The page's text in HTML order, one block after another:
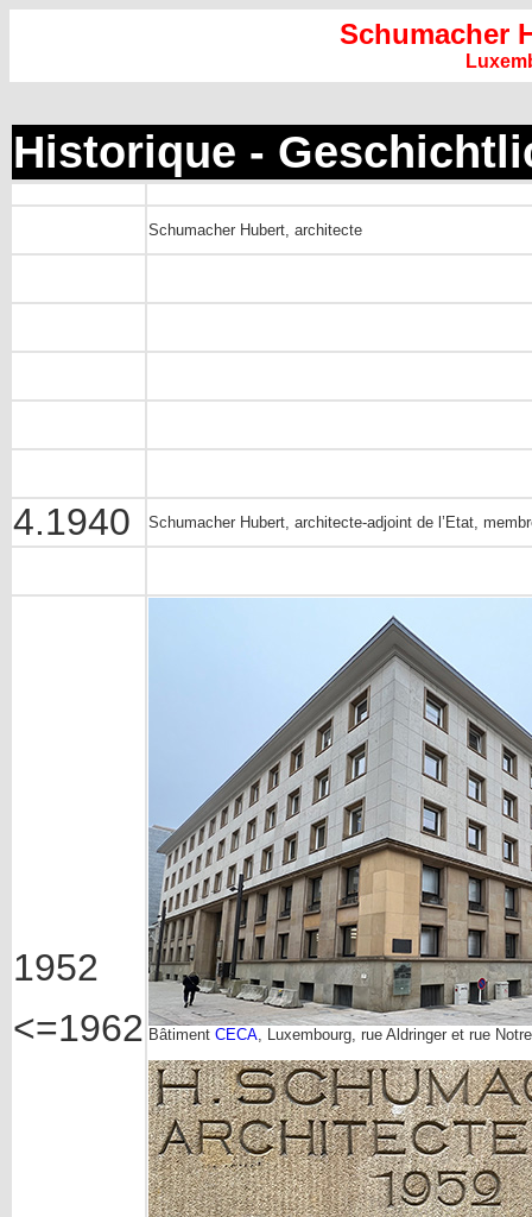
Schumacher
Historique -
Schumacher Hubert, architecte
4.1940 Schumacher Hubert, architecte-adjoint de l’Etat,
1952
<=1962 Bâtiment CECA, Luxembourg, rue Aldringer et rue